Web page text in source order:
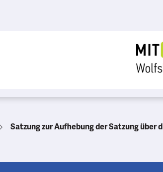
Satzung zur Aufhebung der Satzung über die förmliche